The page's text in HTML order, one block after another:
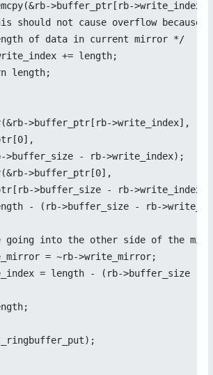
>buffer_ptr[rb-
not cause overflow because
data in current mirror */
+= length;
>buffer_ptr[rb->write_index],
- rb->write_index);
>buffer_ptr[0],
- rb->write_index],
>buffer_size - rb-
into the other side of the
= ~rb->write_mirror;
= length - (rb->buffer_size -